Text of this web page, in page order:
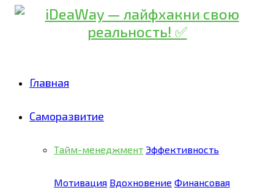
Главная
Саморазвитие
Тайм-менеджмент Эффективность
Мотивация Вдохновение Финансовая